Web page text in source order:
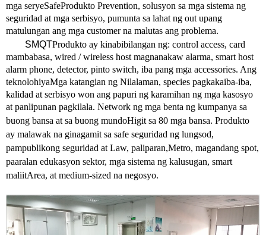
mga seryeSafeProdukto Prevention, solusyon sa mga sistema ng
seguridad at mga serbisyo, pumunta sa lahat ng out upang
matulungan ang mga customer na malutas ang problema.
SMQTProdukto ay kinabibilangan ng: control access, card
mambabasa, wired / wireless host magnanakaw alarma, smart host
alarm phone, detector, pinto switch, iba pang mga accessories. Ang
teknolohiyaMga katangian ng Nilalaman, species pagkakaiba-iba,
kalidad at serbisyo won ang papuri ng karamihan ng mga kasosyo
at panlipunan pagkilala. Network ng mga benta ng kumpanya sa
buong bansa at sa buong mundoHigit sa 80 mga bansa. Produkto
ay malawak na ginagamit sa safe seguridad ng lungsod,
pampublikong seguridad at Law, paliparan,Metro, magandang spot,
paaralan edukasyon sektor, mga sistema ng kalusugan, smart
maliitArea, at medium-sized na negosyo.